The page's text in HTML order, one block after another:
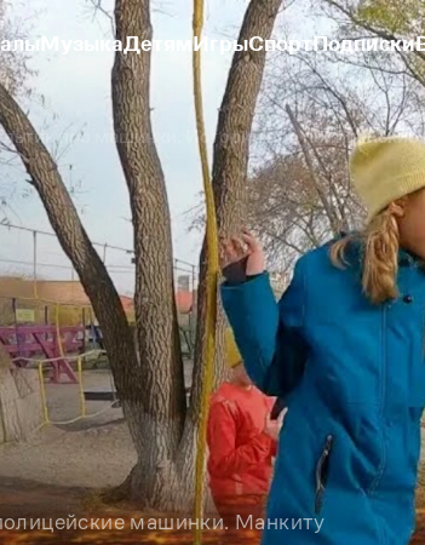
МузыкаДетям ИгрыСпортПодписки
про машинки. Истории про
машинки. Манкиту